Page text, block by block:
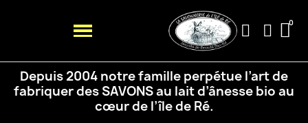
Depuis 2004 notre famille perpétue l’art de
fabriquer des SAVONS au lait d’ânesse bio au
cœur de l’île de Ré.